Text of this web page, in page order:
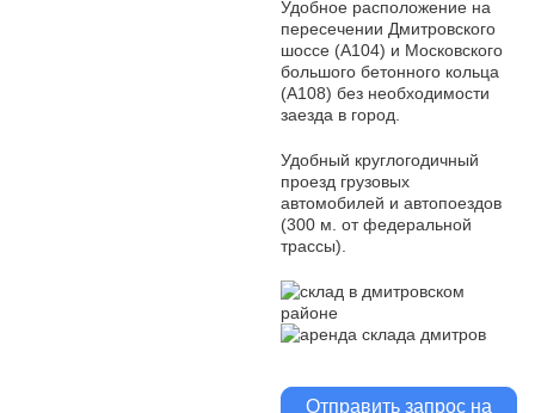
Удобное расположение на
пересечении Дмитровского
шоссе (А104) и Московского
большого бетонного кольца
(А108) без необходимости
заезда в город.
Удобный круглогодичный
проезд грузовых
автомобилей и автопоездов
(300 м. от федеральной
трассы).
Отправить запрос на